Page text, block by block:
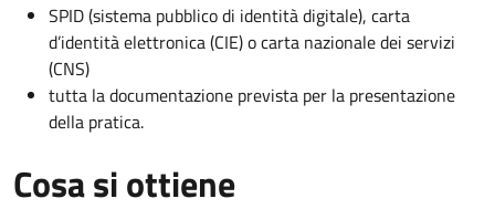
SPID (sistema pubblico di identità digitale), carta
d’identità elettronica (CIE) o carta nazionale dei servizi
(CNS)
tutta la documentazione prevista per la presentazione
della pratica.
Cosa si ottiene